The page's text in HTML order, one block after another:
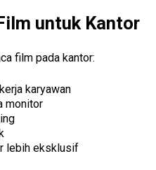
untuk Kantor
film pada kantor:
karyawan
monitor
lebih eksklusif